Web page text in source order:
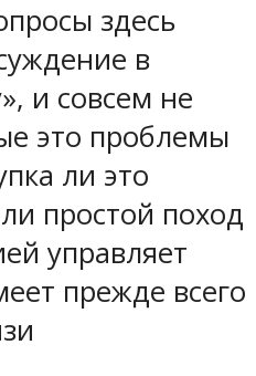
здесь
в
и совсем не
это проблемы
ли это
простой поход
управляет
прежде всего